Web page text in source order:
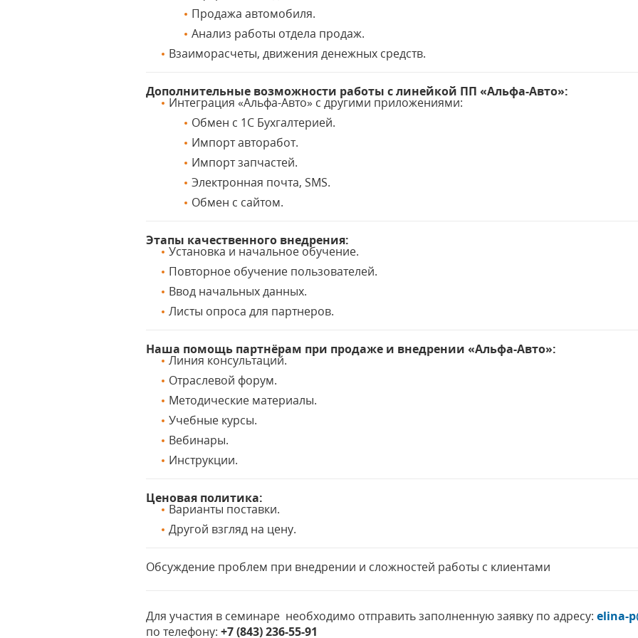
Продажа автомобиля.
Анализ работы отдела продаж.
Взаиморасчеты, движения денежных средств.
Дополнительные возможности работы с линейкой ПП «Альфа-Авто»:
Интеграция «Альфа-Авто» с другими приложениями:
Обмен с 1С Бухгалтерией.
Импорт авторабот.
Импорт запчастей.
Электронная почта, SMS.
Обмен с сайтом.
Этапы качественного внедрения:
Установка и начальное обучение.
Повторное обучение пользователей.
Ввод начальных данных.
Листы опроса для партнеров.
Наша помощь партнёрам при продаже и внедрении «Альфа-Авто»:
Линия консультаций.
Отраслевой форум.
Методические материалы.
Учебные курсы.
Вебинары.
Инструкции.
Ценовая политика:
Варианты поставки.
Другой взгляд на цену.
Обсуждение проблем при внедрении и сложностей работы с клиентами
Для участия в семинаре необходимо отправить заполненную заявку по адресу:elina-
по телефону:+7 (843) 236-55-91